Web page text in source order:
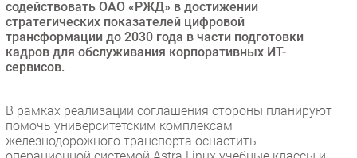
Проекты
IT класс
Тестовый стенд
содействовать ОАО «РЖД» в достижении
стратегических показателей цифровой
трансформации до 2030 года в части подготовки
кадров для обслуживания корпоративных ИТ-
сервисов.
В рамках реализации соглашения стороны планируют
помочь университетским комплексам
железнодорожного транспорта оснастить